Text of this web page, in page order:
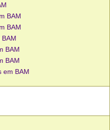
BAM
BAM
BAM
BAM
em BAM